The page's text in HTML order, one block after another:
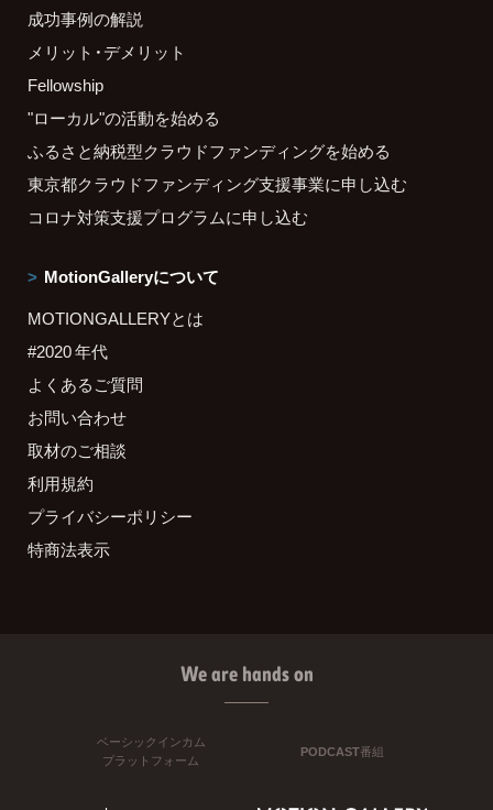
成功事例の解説
メリット・デメリット
Fellowship
"ローカル"の活動を始める
ふるさと納税型クラウドファンディングを始める
東京都クラウドファンディング支援事業に申し込む
コロナ対策支援プログラムに申し込む
MotionGalleryについて
MOTIONGALLERYとは
#2020 年代
よくあるご質問
お問い合わせ
取材のご相談
利用規約
プライバシーポリシー
特商法表示
We are hands on
ベーシックインカム
プラットフォーム
PODCAST番組